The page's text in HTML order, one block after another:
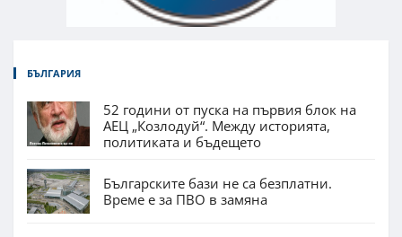
БЪЛГАРИЯ
52 години от пуска на първия блок на
АЕЦ „Козлодуй“. Между историята,
политиката и бъдещето
Българските бази не са безплатни.
Време е за ПВО в замяна